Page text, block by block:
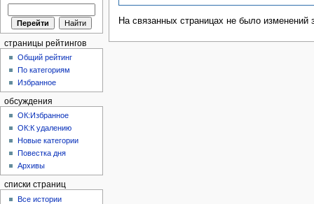
На связанных страницах не было изменений
страницы рейтингов
Общий рейтинг
По категориям
Избранное
обсуждения
ОК:Избранное
ОК:К удалению
Новые категории
Повестка дня
Архивы
списки страниц
Все истории